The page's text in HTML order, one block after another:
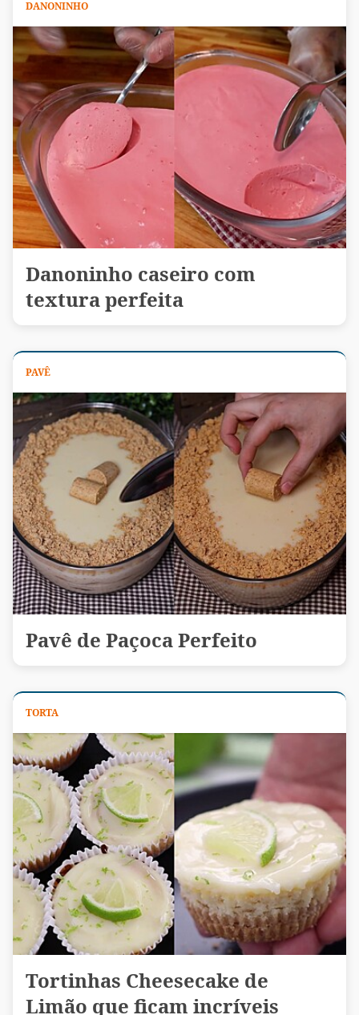
DANONINHO
Danoninho caseiro com
textura perfeita
PAVÊ
Pavê de Paçoca Perfeito
TORTA
Tortinhas Cheesecake de
Limão que ficam incríveis